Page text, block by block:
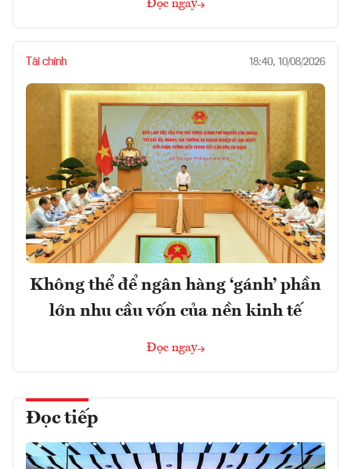
Đọc ngay
Tài chính 18:40, 10/08/2026
Không thể để ngân hàng ‘gánh’ phần
lớn nhu cầu vốn của nền kinh tế
Đọc ngay
Đọc tiếp